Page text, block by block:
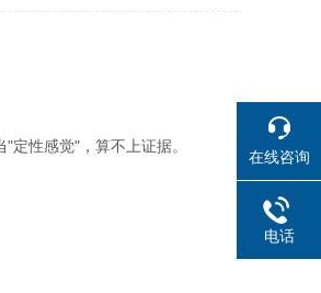
定性感觉"，算不上证据。
在线咨询
电话